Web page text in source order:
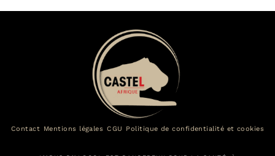
Contact Mentions légales CGU Politique de confidentialité et cookies